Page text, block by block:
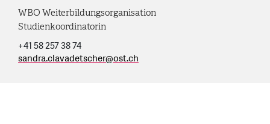
WBO Weiterbildungsorganisation
Studienkoordinatorin
+41 58 257 38 74
sandra.clavadetscher@ost.ch